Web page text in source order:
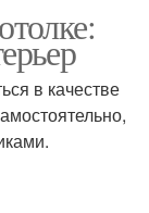
в качестве